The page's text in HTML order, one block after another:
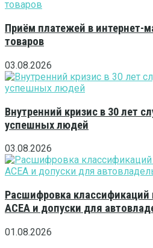
Приём платежей в интернет-
товаров
03.08.2026
Внутренний кризис в 30 лет
успешных людей
03.08.2026
Расшифровка
ACEA и допуски для
01.08.2026